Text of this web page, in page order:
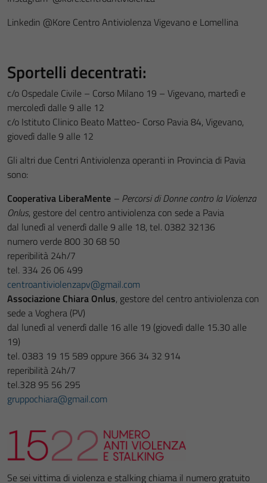
Linkedin @Kore Centro Antiviolenza Vigevano e Lomellina
Sportelli decentrati:
c/o Ospedale Civile – Corso Milano 19 – Vigevano, martedì e
mercoledì dalle 9 alle 12
c/o Istituto Clinico Beato Matteo- Corso Pavia 84, Vigevano,
giovedì dalle 9 alle 12
Gli altri due Centri Antiviolenza operanti in Provincia di Pavia
sono:
Cooperativa LiberaMente – Percorsi di Donne contro la Violenza
Onlus, gestore del centro antiviolenza con sede a Pavia
dal lunedì al venerdì dalle 9 alle 18, tel. 0382 32136
numero verde 800 30 68 50
reperibilità 24h/7
tel. 334 26 06 499
centroantiviolenzapv@gmail.com
Associazione Chiara Onlus, gestore del centro antiviolenza con
sede a Voghera (PV)
dal lunedì al venerdì dalle 16 alle 19 (giovedì dalle 15.30 alle
19)
tel. 0383 19 15 589 oppure 366 34 32 914
reperibilità 24h/7
tel.328 95 56 295
gruppochiara@gmail.com
Se sei vittima di violenza e stalking chiama il numero gratuito